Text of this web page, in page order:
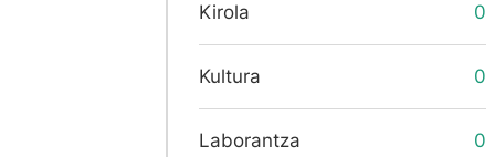
Kirola 0
Kultura 0
Laborantza 0